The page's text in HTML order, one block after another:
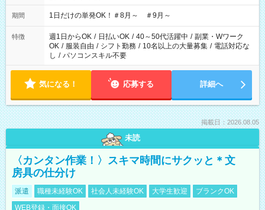
▼18:00～21:00
期間 1日だけの単発OK！＃8月～ ＃9月～
特徴 週1日からOK / 日払いOK / 40～50代活躍中 / 副業・Wワーク
OK / 服装自由 / シフト勤務 / 10名以上の大量募集 / 電話対応な
し / パソコンスキル不要
気になる！ 応募する 詳細へ
掲載日：2026.08.05
未読
〈カンタン作業！〉スキマ時間にサクッと＊文
房具の仕分け
派遣 職種未経験OK 社会人未経験OK 大学生歓迎
ブランクOK
WEB登録・面接OK